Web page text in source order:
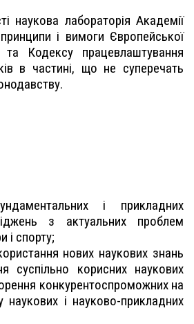
наукова лабораторія Академії
і вимоги Європейської
та Кодексу працевлаштування
в частині, що не суперечать
і прикладних
з актуальних проблем
і спорту;
нових наукових знань
суспільно корисних наукових
конкурентоспроможних на
наукових і науково-прикладних